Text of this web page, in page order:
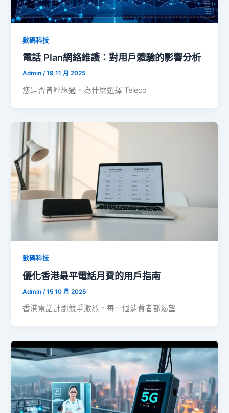
數碼科技
電話 Plan網絡維護：對用戶體驗的影響分析
Admin/19 11 月 2025
您是否曾經想過，為什麼選擇 Teleco
數碼科技
優化香港最平電話月費的用戶指南
Admin/15 10 月 2025
香港電話計劃競爭激烈，每一個消費者都渴望